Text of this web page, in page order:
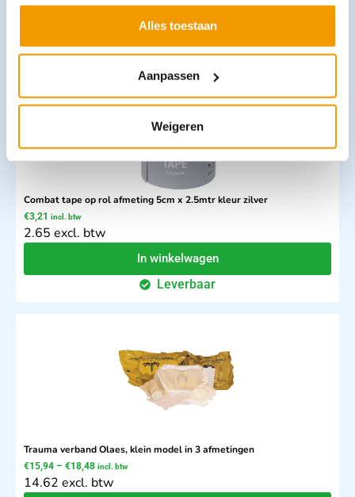
Alles toestaan
Aanpassen
Weigeren
Opties bekijken
Leverbaar
Combat tape op rol afmeting 5cm x 2.5mtr kleur zilver
€3,21 incl. btw
2.65 excl. btw
In winkelwagen
Leverbaar
Trauma verband Olaes, klein model in 3 afmetingen
€15,94 – €18,48 incl. btw
14.62 excl. btw